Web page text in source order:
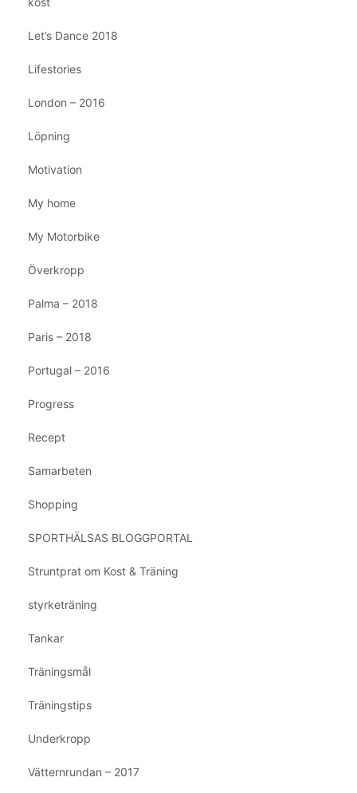
Let’s Dance 2018
Lifestories
London – 2016
Löpning
Motivation
My home
My Motorbike
Överkropp
Palma – 2018
Paris – 2018
Portugal – 2016
Progress
Recept
Samarbeten
Shopping
SPORTHÄLSAS BLOGGPORTAL
Struntprat om Kost & Träning
styrketräning
Tankar
Träningsmål
Träningstips
Underkropp
Vätternrundan – 2017